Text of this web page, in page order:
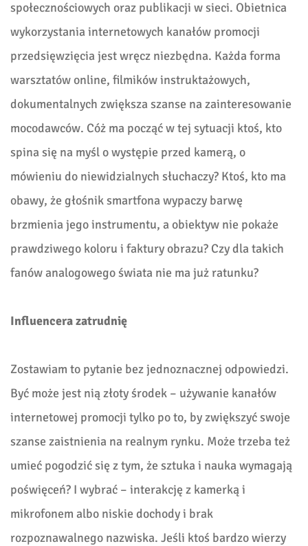
społecznościowych oraz publikacji w sieci. Obietnica
wykorzystania internetowych kanałów promocji
przedsięwzięcia jest wręcz niezbędna. Każda forma
warsztatów online, filmików instruktażowych,
dokumentalnych zwiększa szanse na zainteresowanie
mocodawców. Cóż ma począć w tej sytuacji ktoś, kto
spina się na myśl o występie przed kamerą, o
mówieniu do niewidzialnych słuchaczy? Ktoś, kto ma
obawy, że głośnik smartfona wypaczy barwę
brzmienia jego instrumentu, a obiektyw nie pokaże
prawdziwego koloru i faktury obrazu? Czy dla takich
fanów analogowego świata nie ma już ratunku?
Influencera zatrudnię
Zostawiam to pytanie bez jednoznacznej odpowiedzi.
Być może jest nią złoty środek – używanie kanałów
internetowej promocji tylko po to, by zwiększyć swoje
szanse zaistnienia na realnym rynku. Może trzeba też
umieć pogodzić się z tym, że sztuka i nauka wymagają
poświęceń? I wybrać – interakcję z kamerką i
mikrofonem albo niskie dochody i brak
rozpoznawalnego nazwiska. Jeśli ktoś bardzo wierzy